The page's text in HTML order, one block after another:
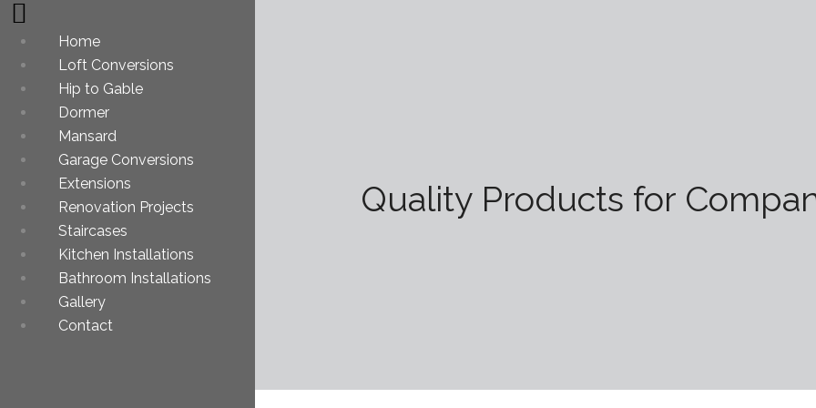
Quality Products for
Home
Loft Conversions
Hip to Gable
Dormer
Mansard
Garage Conversions
Extensions
Renovation Projects
Staircases
Kitchen Installations
Bathroom Installations
Gallery
Contact